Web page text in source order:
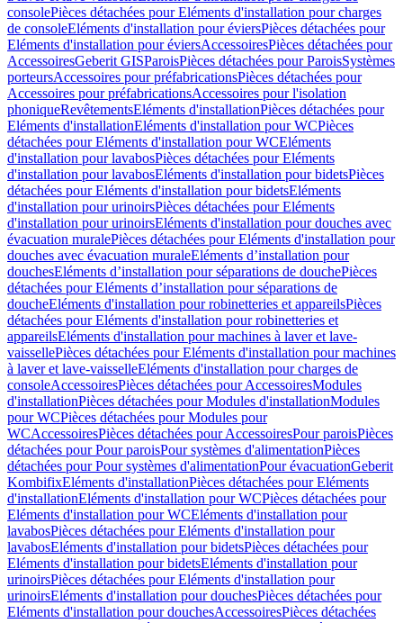
consolePièces détachées pour Eléments d'installation pour charges
de consoleEléments d'installation pour éviersPièces détachées pour
Eléments d'installation pour éviersAccessoiresPièces détachées pour
AccessoiresGeberit GISParoisPièces détachées pour ParoisSystèmes
porteursAccessoires pour préfabricationsPièces détachées pour
Accessoires pour préfabricationsAccessoires pour l'isolation
phoniqueRevêtementsEléments d'installationPièces détachées pour
Eléments d'installationEléments d'installation pour WCPièces
détachées pour Eléments d'installation pour WCEléments
d'installation pour lavabosPièces détachées pour Eléments
d'installation pour lavabosEléments d'installation pour bidetsPièces
détachées pour Eléments d'installation pour bidetsEléments
d'installation pour urinoirsPièces détachées pour Eléments
d'installation pour urinoirsEléments d'installation pour douches avec
évacuation muralePièces détachées pour Eléments d'installation pour
douches avec évacuation muraleEléments d’installation pour
douchesEléments d’installation pour séparations de douchePièces
détachées pour Eléments d’installation pour séparations de
doucheEléments d'installation pour robinetteries et appareilsPièces
détachées pour Eléments d'installation pour robinetteries et
appareilsEléments d'installation pour machines à laver et lave-
vaissellePièces détachées pour Eléments d'installation pour machines
à laver et lave-vaisselleEléments d'installation pour charges de
consoleAccessoiresPièces détachées pour AccessoiresModules
d'installationPièces détachées pour Modules d'installationModules
pour WCPièces détachées pour Modules pour
WCAccessoiresPièces détachées pour AccessoiresPour paroisPièces
détachées pour Pour paroisPour systèmes d'alimentationPièces
détachées pour Pour systèmes d'alimentationPour évacuationGeberit
KombifixEléments d'installationPièces détachées pour Eléments
d'installationEléments d'installation pour WCPièces détachées pour
Eléments d'installation pour WCEléments d'installation pour
lavabosPièces détachées pour Eléments d'installation pour
lavabosEléments d'installation pour bidetsPièces détachées pour
Eléments d'installation pour bidetsEléments d'installation pour
urinoirsPièces détachées pour Eléments d'installation pour
urinoirsEléments d'installation pour douchesPièces détachées pour
Eléments d'installation pour douchesAccessoiresPièces détachées